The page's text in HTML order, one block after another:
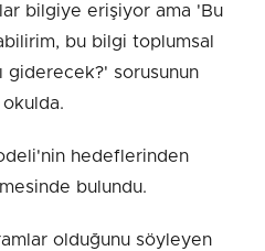
bilgiye erişiyor ama 'Bu
bu bilgi toplumsal
giderecek?' sorusunun
okulda.
hedeflerinden
bulundu.
olduğunu söyleyen